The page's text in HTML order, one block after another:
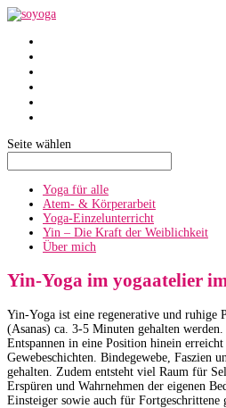
Seite wählen
Yoga für alle
Atem- & Körperarbeit
Yoga-Einzelunterricht
Yin – Die Kraft der Weiblichkeit
Über mich
Yin-Yoga im yogaatelier
Yin-Yoga ist eine regenerative und ruhige
(Asanas) ca. 3-5 Minuten gehalten
Entspannen in eine Position hinein
Gewebeschichten. Bindegewebe, Faszien
gehalten. Zudem entsteht viel Raum für
Erspüren und Wahrnehmen der eigenen
Einsteiger sowie auch für Fortgeschrittene